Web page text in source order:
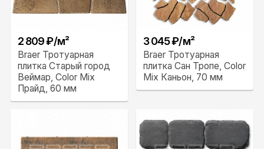
2 809 ₽/м²
Braer Тротуарная
плитка Старый город
Веймар, Color Mix
Прайд, 60 мм
3 045 ₽/м²
Braer Тротуарная
плитка Сан Тропе, Color
Mix Каньон, 70 мм